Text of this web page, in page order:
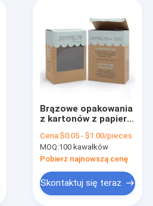
Brązowe opakowania
z kartonów z papieru
oknami z PVC
Cena:$0.05 - $1.00/pieces
MOQ:100 kawałków
Pobierz najnowszą cenę
Skontaktuj się teraz